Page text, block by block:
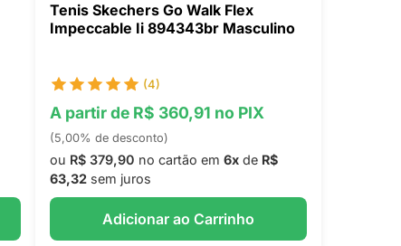
Tenis Skechers Go Walk Flex
Impeccable Ii 894343br Masculino
(4)
A partir de R$ 360,91 no PIX
(5,00% de desconto)
ou R$ 379,90 no cartão em 6xde R$
63,32sem juros
Adicionar ao Carrinho